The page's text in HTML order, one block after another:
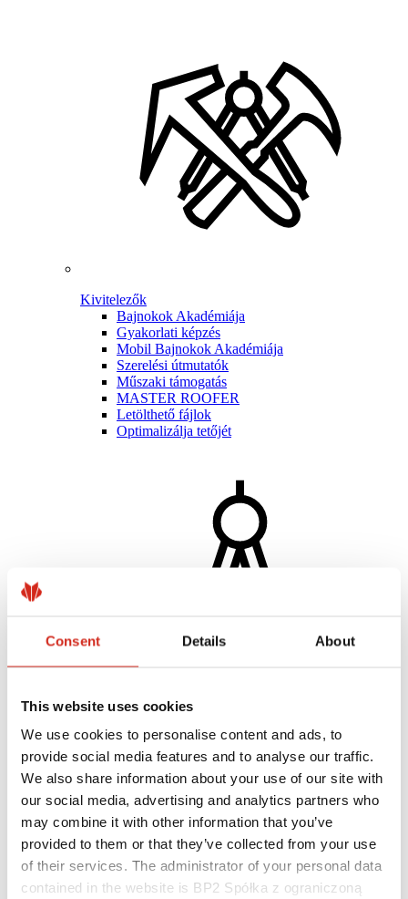
Consent Details About
This website uses cookies
We use cookies to personalise content and ads, to
provide social media features and to analyse our traffic.
We also share information about your use of our site with
our social media, advertising and analytics partners who
may combine it with other information that you’ve
provided to them or that they’ve collected from your use
of their services. The administrator of your personal data
contained in the website is BP2 Spółka z ograniczoną
Kivitelezők
Bajnokok Akadémiája
Gyakorlati képzés
Mobil Bajnokok Akadémiája
Szerelési útmutatók
Műszaki támogatás
MASTER ROOFER
Letölthető fájlok
Optimalizálja tetőjét
Építészek
BIM könyvtárak
3D modellek
Revit BP2 plugin